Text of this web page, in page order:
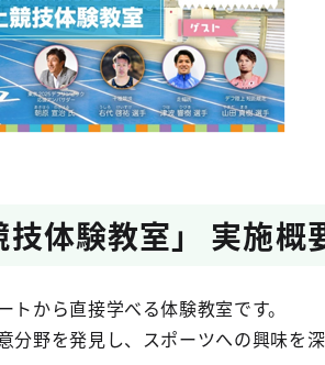
体験教室」 実施概
から直接学べる体験教室です。
野を発見し、スポーツへの興味を